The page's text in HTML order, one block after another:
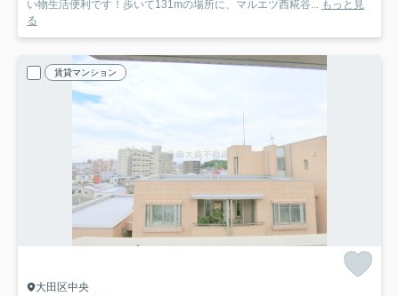
い物生活便利です！歩いて131mの場所に、マルエツ西糀谷... もっと見
る
賃貸マンション
大田区中央